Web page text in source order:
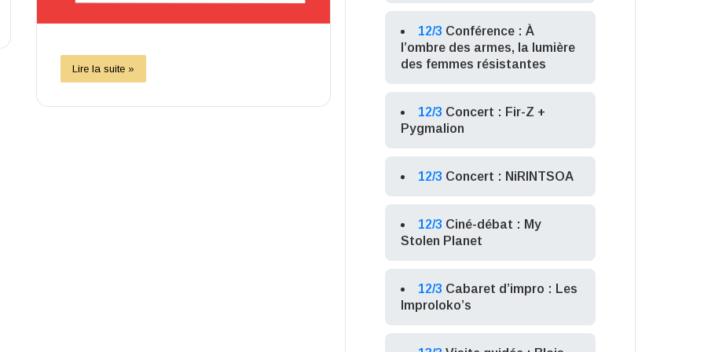
Lire la suite »
12/3 Conférence : À
l’ombre des armes, la lumière
des femmes résistantes
12/3 Concert : Fir-Z +
Pygmalion
12/3 Concert : NiRINTSOA
12/3 Ciné-débat : My
Stolen Planet
12/3 Cabaret d’impro : Les
Improloko’s